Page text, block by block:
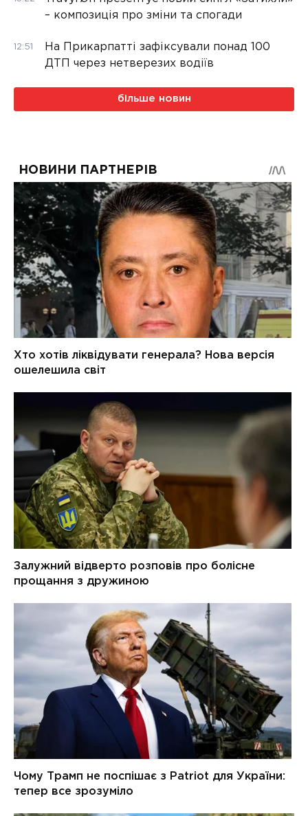
– композиція про зміни та спогади
12:51
На Прикарпатті зафіксували понад 100
ДТП через нетверезих водіїв
більше новин